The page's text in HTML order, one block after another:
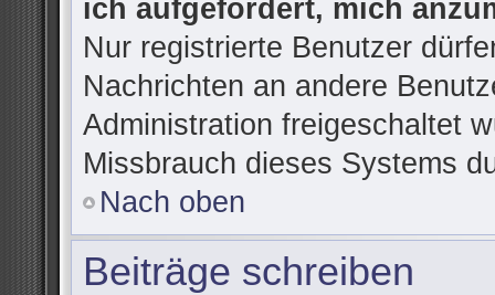
ich aufgefordert, mich
Nur registrierte Benutzer
Nachrichten an andere
Administration freigeschaltet
Missbrauch dieses Systems
Nach oben
Beiträge schreiben